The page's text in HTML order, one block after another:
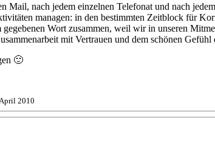
Mail, nach jedem einzelnen Telefonat und nach
managen: in den bestimmten Zeitblock für
Wort zusammen, weil wir in unseren
mit Vertrauen und dem schönen
🙂
2010